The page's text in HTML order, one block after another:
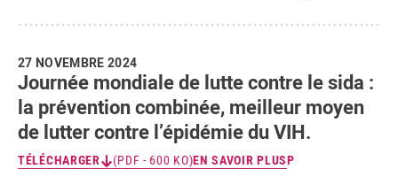
27 NOVEMBRE 2024
Journée mondiale de lutte contre le sida :
la prévention combinée, meilleur moyen
de lutter contre l’épidémie du VIH.
TÉLÉCHARGER (PDF - 600 KO)EN SAVOIR PLUSP